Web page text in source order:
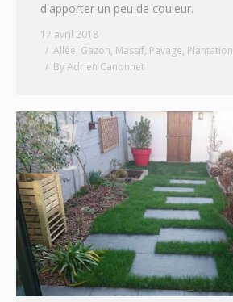
d'apporter un peu de couleur.
17 avril 2018
Allée, Gazon, Massif, Pavage, Plantation
ByAdrien Canonnet